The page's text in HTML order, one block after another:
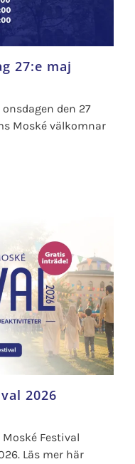
27:e maj
den 27
Moské välkomnar
2026
Festival
Läs mer här